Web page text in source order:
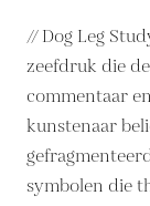
// Dog Leg
zeefdruk die
commentaar
kunstenaar
symbolen die